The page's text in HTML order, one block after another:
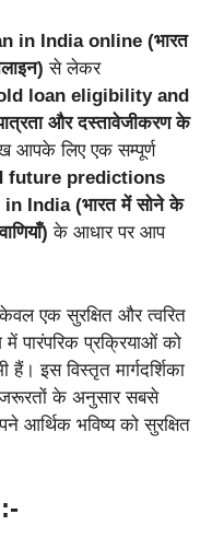
in India online (भारत
से लेकर
loan eligibility and
और दस्तावेजीकरण के
आपके लिए एक सम्पूर्ण
future predictions
India (भारत में सोने के
के आधार पर आप
एक सुरक्षित और त्वरित
में पारंपरिक प्रक्रियाओं को
इस विस्तृत मार्गदर्शिका
जरूरतों के अनुसार सबसे
भविष्य को सुरक्षित